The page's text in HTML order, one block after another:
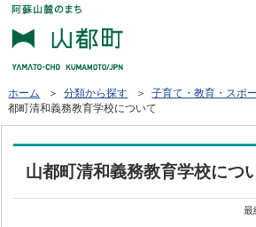
ホーム ＞分類から探す ＞子育て・教育・スポ
都町清和義務教育学校について
山都町清和義務教育学校につ
最